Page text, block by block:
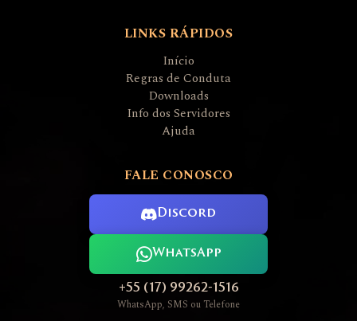
LINKS RÁPIDOS
Início
Regras de Conduta
Downloads
Info dos Servidores
Ajuda
FALE CONOSCO
Discord
WhatsApp
+55 (17) 99262-1516
WhatsApp, SMS ou Telefone